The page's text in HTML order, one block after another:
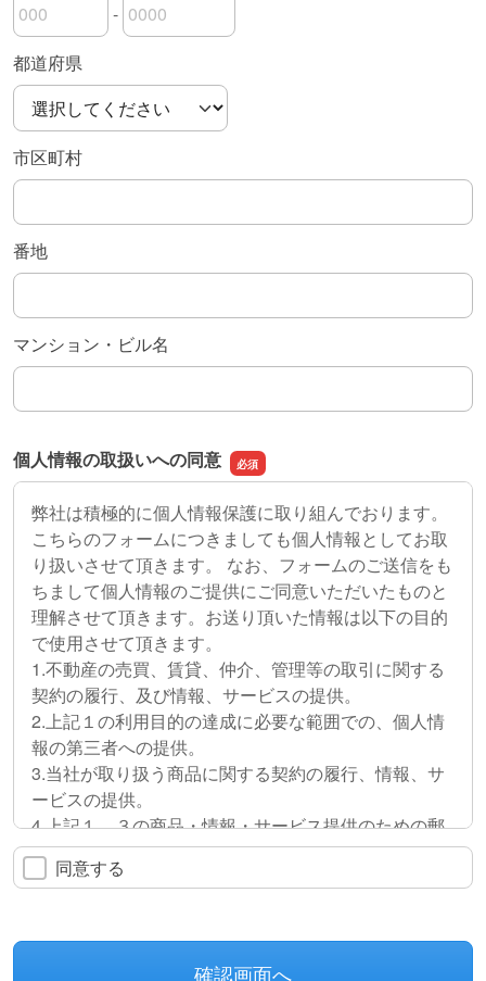
郵便番号の上3桁
-
郵便番号の下4桁
都道府県
市区町村
番地
マンション・ビル名
個人情報の取扱いへの同意
弊社は積極的に個人情報保護に取り組んでおります。
こちらのフォームにつきましても個人情報としてお取
り扱いさせて頂きます。 なお、フォームのご送信をも
ちまして個人情報のご提供にご同意いただいたものと
理解させて頂きます。お送り頂いた情報は以下の目的
で使用させて頂きます。
1.不動産の売買、賃貸、仲介、管理等の取引に関する
契約の履行、及び情報、サービスの提供。
2.上記１の利用目的の達成に必要な範囲での、個人情
報の第三者への提供。
3.当社が取り扱う商品に関する契約の履行、情報、サ
ービスの提供。
4.上記１、３の商品・情報・サービス提供のための郵
便物、電話、電子メール等による営業活動、及びアン
ケートのお願い等のマーケティング活動。顧客動向分
同意する